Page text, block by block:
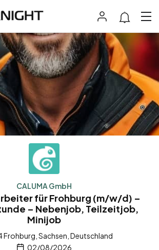
CALUMA GmbH
für Frohburg (m/w/d) –
– Nebenjob, Teilzeitjob,
Minijob
Frohburg, Sachsen, Deutschland
02/08/2026